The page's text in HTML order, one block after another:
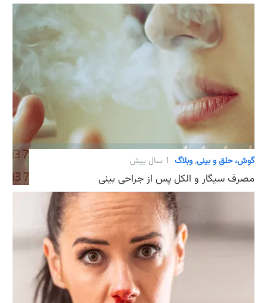
گوش، حلق و بینی,وبلاگ 1 سال پیش
مصرف سیگار و الکل پس از جراحی بینی